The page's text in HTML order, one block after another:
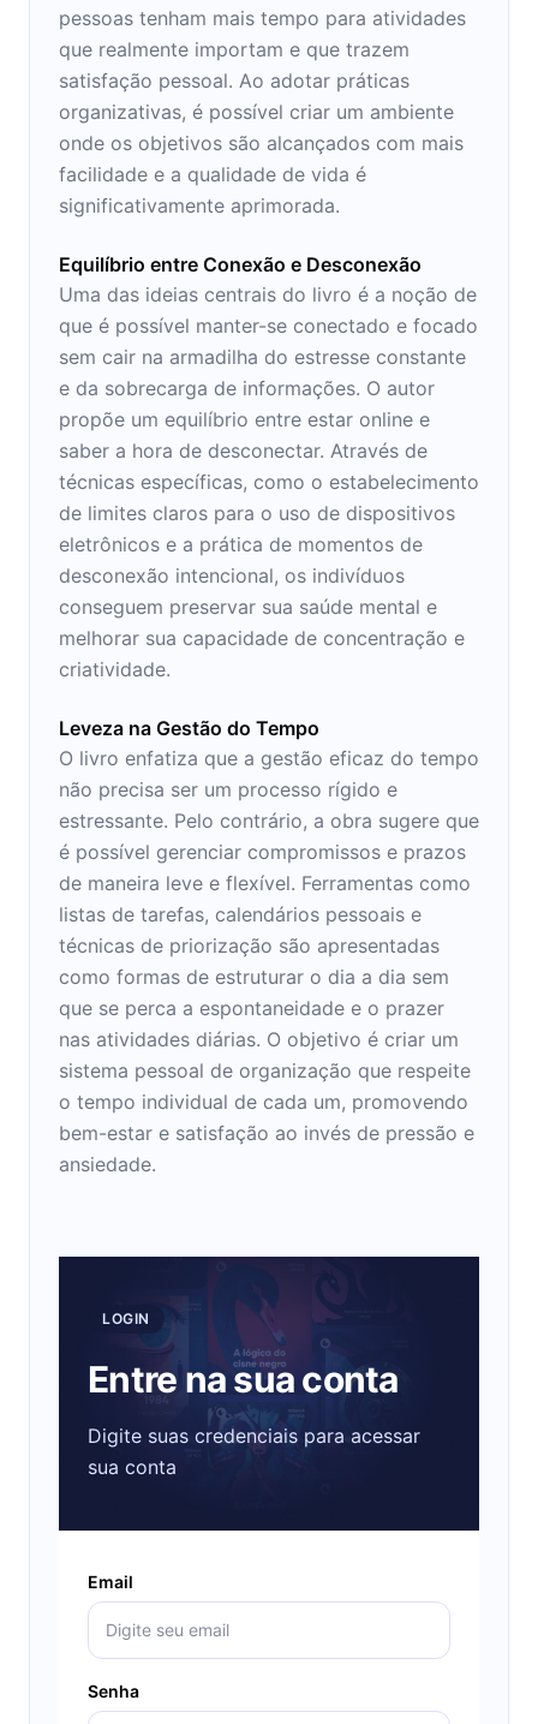
pessoas tenham mais tempo para atividades
que realmente importam e que trazem
satisfação pessoal. Ao adotar práticas
organizativas, é possível criar um ambiente
onde os objetivos são alcançados com mais
facilidade e a qualidade de vida é
significativamente aprimorada.
Equilíbrio entre Conexão e Desconexão
Uma das ideias centrais do livro é a noção de
que é possível manter-se conectado e focado
sem cair na armadilha do estresse constante
e da sobrecarga de informações. O autor
propõe um equilíbrio entre estar online e
saber a hora de desconectar. Através de
técnicas específicas, como o estabelecimento
de limites claros para o uso de dispositivos
eletrônicos e a prática de momentos de
desconexão intencional, os indivíduos
conseguem preservar sua saúde mental e
melhorar sua capacidade de concentração e
criatividade.
Leveza na Gestão do Tempo
O livro enfatiza que a gestão eficaz do tempo
não precisa ser um processo rígido e
estressante. Pelo contrário, a obra sugere que
é possível gerenciar compromissos e prazos
de maneira leve e flexível. Ferramentas como
listas de tarefas, calendários pessoais e
técnicas de priorização são apresentadas
como formas de estruturar o dia a dia sem
que se perca a espontaneidade e o prazer
nas atividades diárias. O objetivo é criar um
sistema pessoal de organização que respeite
o tempo individual de cada um, promovendo
bem-estar e satisfação ao invés de pressão e
ansiedade.
LOGIN
Entre na sua conta
Digite suas credenciais para acessar
sua conta
Email
Senha